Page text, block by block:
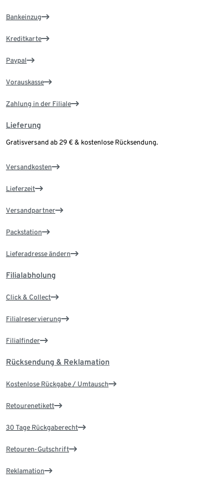
Bankeinzug
Kreditkarte
Paypal
Vorauskasse
Zahlung in der Filiale
Lieferung
Gratisversand ab 29 € & kostenlose Rücksendung.
Versandkosten
Lieferzeit
Versandpartner
Packstation
Lieferadresse ändern
Filialabholung
Click & Collect
Filialreservierung
Filialfinder
Rücksendung & Reklamation
Kostenlose Rückgabe / Umtausch
Retourenetikett
30 Tage Rückgaberecht
Retouren-Gutschrift
Reklamation